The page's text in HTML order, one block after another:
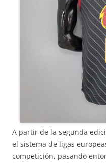
A partir de la segunda
el sistema de ligas
competición, pasando